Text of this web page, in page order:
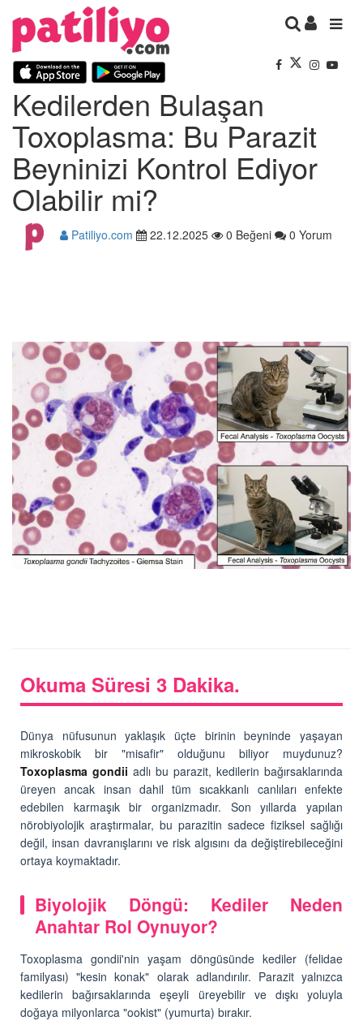
Kedilerden Bulaşan
Toxoplasma: Bu Parazit
Beyninizi Kontrol Ediyor
Olabilir mi?
Patiliyo.com 22.12.2025 0 Beğeni 0 Yorum
Okuma Süresi 3 Dakika.
Dünya nüfusunun yaklaşık üçte birinin beyninde yaşayan
mikroskobik bir "misafir" olduğunu biliyor muydunuz?
Toxoplasma gondii adlı bu parazit, kedilerin bağırsaklarında
üreyen ancak insan dahil tüm sıcakkanlı canlıları enfekte
edebilen karmaşık bir organizmadır. Son yıllarda yapılan
nörobiyolojik araştırmalar, bu parazitin sadece fiziksel sağlığı
değil, insan davranışlarını ve risk algısını da değiştirebileceğini
ortaya koymaktadır.
Biyolojik Döngü: Kediler Neden
Anahtar Rol Oynuyor?
Toxoplasma gondii'nin yaşam döngüsünde kediler (felidae
familyası) "kesin konak" olarak adlandırılır. Parazit yalnızca
kedilerin bağırsaklarında eşeyli üreyebilir ve dışkı yoluyla
doğaya milyonlarca "ookist" (yumurta) bırakır.